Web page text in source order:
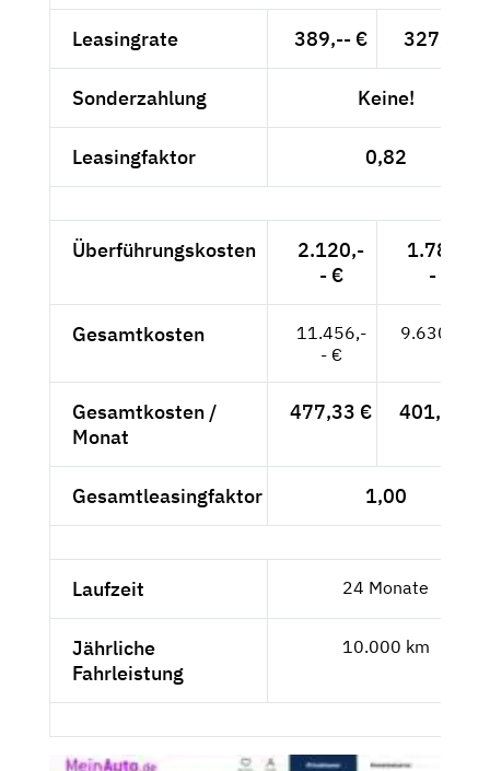
Leasingrate 389,-- € 327,-- €
Sonderzahlung Keine!
Leasingfaktor 0,82
Überführungskosten
2.120,-
- €
1.782,-
- €
Gesamtkosten
11.456,-
- €
9.630,-- €
Gesamtkosten /
Monat
477,33 € 401,25 €
Gesamtleasingfaktor 1,00
Laufzeit 24 Monate
Jährliche
Fahrleistung
10.000 km